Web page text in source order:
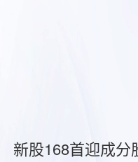
新股168首迎成